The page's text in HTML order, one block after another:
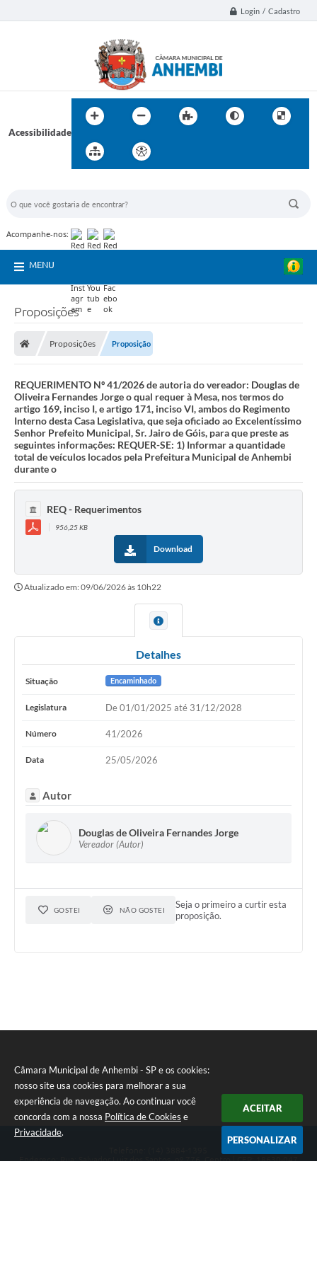
Câmara Municipal de Anhembi - SP e os cookies:
nosso site usa cookies para melhorar a sua
experiência de navegação. Ao continuar você
concorda com a nossa Política de Cookies e
Privacidade.
ACEITAR
PERSONALIZAR
Login / Cadastro
Acessibilidade
Acompanhe-nos:
MENU
Proposições
Proposições Proposição
REQUERIMENTO Nº 41/2026 de autoria do vereador: Douglas de
Oliveira Fernandes Jorge o qual requer à Mesa, nos termos do
artigo 169, inciso I, e artigo 171, inciso VI, ambos do Regimento
Interno desta Casa Legislativa, que seja oficiado ao Excelentíssimo
Senhor Prefeito Municipal, Sr. Jairo de Góis, para que preste as
seguintes informações: REQUER-SE: 1) Informar a quantidade
total de veículos locados pela Prefeitura Municipal de Anhembi
durante o
REQ - Requerimentos
956,25 KB
Download
Atualizado em: 09/06/2026 às 10h22
Detalhes
Situação Encaminhado
Legislatura De 01/01/2025 até 31/12/2028
Número 41/2026
Data 25/05/2026
Autor
Douglas de Oliveira Fernandes Jorge
Vereador (Autor)
GOSTEI NÃO GOSTEI
Seja o primeiro a curtir esta
proposição.
Endereço: Rua: Salvador Luiz dos Santos, nº 776, Centro | CEP: 18630-047